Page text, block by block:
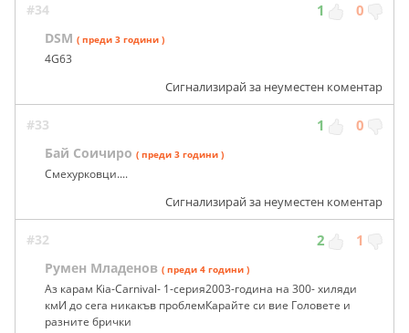
#34 1 0
DSM ( преди 3 години )
4G63
Сигнализирай за неуместен коментар
#33 1 0
Бай Соичиро ( преди 3 години )
Смехурковци....
Сигнализирай за неуместен коментар
#32 2 1
Румен Младенов ( преди 4 години )
Аз карам Kia-Carnival- 1-серия2003-година на 300- хиляди
кмИ до сега никакъв проблемКарайте си вие Головете и
разните брички